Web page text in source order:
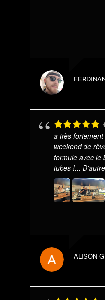
a très
weekend de
formule avec le
tubes !...
ALISON